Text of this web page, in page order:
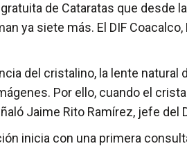
de Cataratas que desde
ya siete más. El DIF
del cristalino, la lente
Por ello, cuando el
Jaime Rito Ramírez, jefe
inicia con una primera